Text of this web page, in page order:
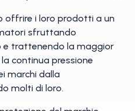
offrire i loro prodotti a un
sfruttando
trattenendo la maggior
continua pressione
marchi dalla
molti di loro.